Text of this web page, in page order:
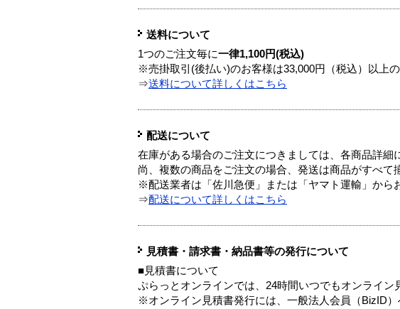
送料について
1つのご注文毎に一律1,100円(税込)
※売掛取引(後払い)のお客様は33,000円（税込）以上
⇒送料について詳しくはこちら
配送について
在庫がある場合のご注文につきましては、各商品詳細
尚、複数の商品をご注文の場合、発送は商品がすべて
※配送業者は「佐川急便」または「ヤマト運輸」から
⇒配送について詳しくはこちら
見積書・請求書・納品書等の発行について
■見積書について
ぷらっとオンラインでは、24時間いつでもオンライン
※オンライン見積書発行には、一般法人会員（BizID）